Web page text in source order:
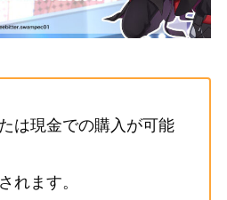
は現金での購入が可能
れます。